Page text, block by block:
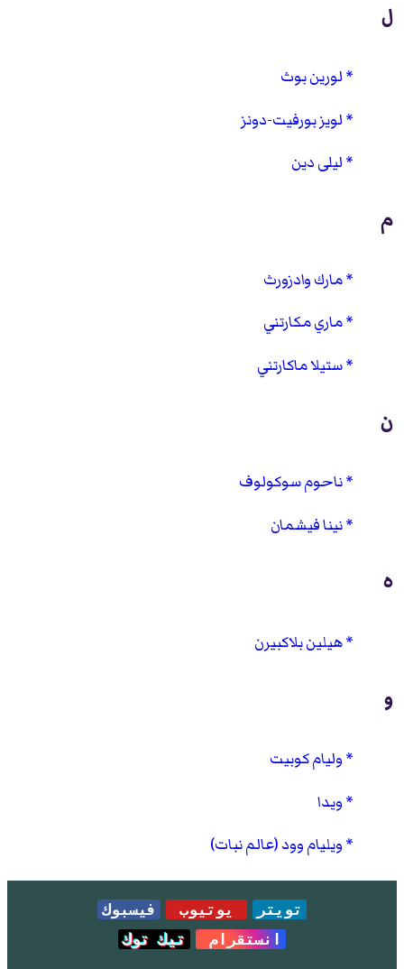
ل
لورين بوث
لويز بورفيت-دونز
ليلى دين
م
مارك وادزورث
ماري مكارتني
ستيلا ماكارتني
ن
ناحوم سوكولوف
نينا فيشمان
ه
هيلين بلاكبيرن
و
وليام كوبيت
ويدا
ويليام وود (عالم نبات)
تويتر يوتيوب
فيسبوك
انستقرام
تيك توك